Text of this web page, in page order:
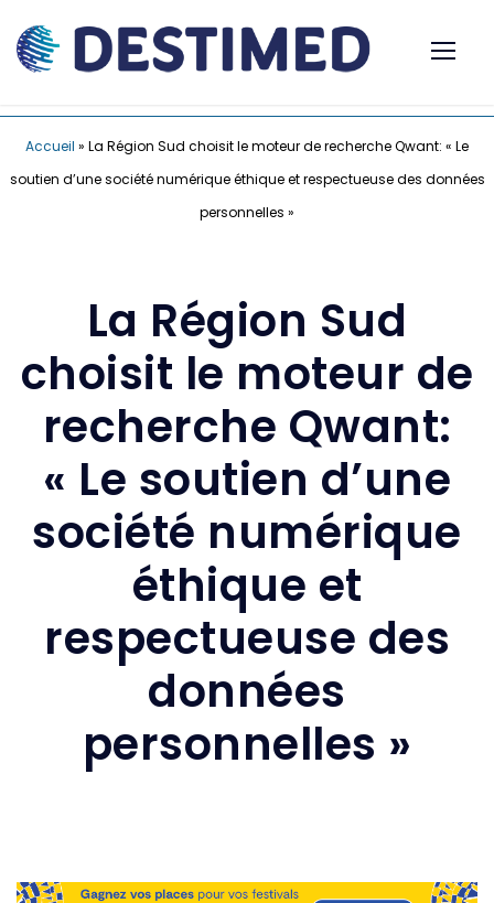
Accueil » La Région Sud choisit le moteur de recherche Qwant: « Le
soutien d’une société numérique éthique et respectueuse des données
personnelles »
La Région Sud
choisit le moteur de
recherche Qwant:
« Le soutien d’une
société numérique
éthique et
respectueuse des
données
personnelles »